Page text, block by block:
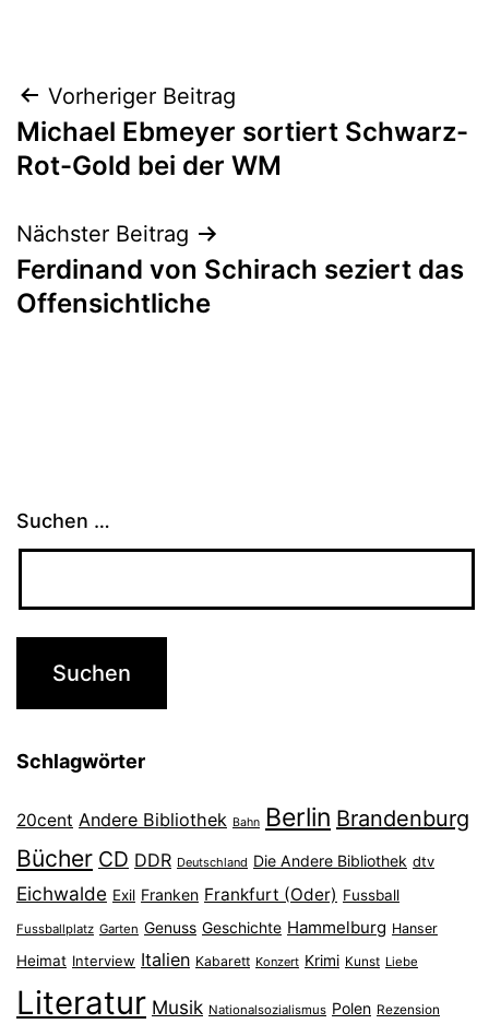
Beitragsnavigation
Vorheriger Beitrag
Michael Ebmeyer sortiert Schwarz-
Rot-Gold bei der WM
Nächster Beitrag
Ferdinand von Schirach seziert das
Offensichtliche
Suchen …
Schlagwörter
20cent Andere Bibliothek Bahn Berlin Brandenburg
Bücher CD DDR Deutschland Die Andere Bibliothek dtv
Eichwalde Exil Franken Frankfurt (Oder) Fussball
Fussballplatz Garten Genuss Geschichte Hammelburg Hanser
Heimat Interview Italien Kabarett Konzert Krimi Kunst Liebe
Literatur Musik Nationalsozialismus Polen Rezension